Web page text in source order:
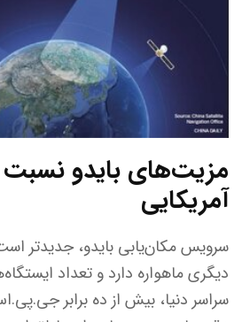
مزیت‌های بایدو
آمریکایی
سرویس مکان‌یابی بایدو، جدیدتر
دیگری ماهواره دارد و تعداد
سراسر دنیا، بیش از ده برابر